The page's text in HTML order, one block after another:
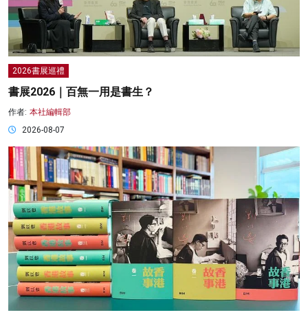
2026書展巡禮
書展2026｜百無一用是書生？
作者: 本社編輯部
2026-08-07